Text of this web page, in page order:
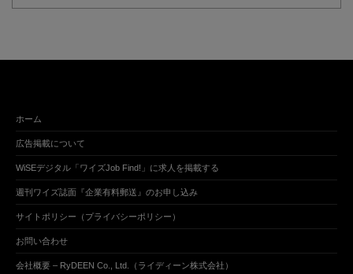
ホーム
広告掲載について
WiSEデジタル「ワイズJob Find!」に求人を掲載する
週刊ワイズ誌面『企業有料郵送』のお申し込み
サイトポリシー（プライバシーポリシー）
お問い合わせ
会社概要 – RyDEEN Co., Ltd.（ライディーン株式会社）